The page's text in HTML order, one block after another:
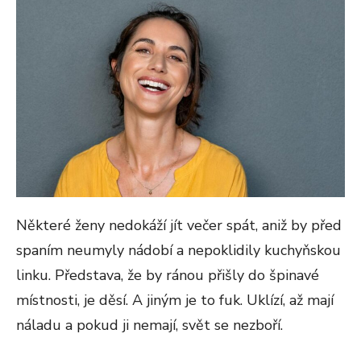
Některé ženy nedokáží jít večer spát, aniž by před
spaním neumyly nádobí a nepoklidily kuchyňskou
linku. Představa, že by ránou přišly do špinavé
místnosti, je děsí. A jiným je to fuk. Uklízí, až mají
náladu a pokud ji nemají, svět se nezboří.